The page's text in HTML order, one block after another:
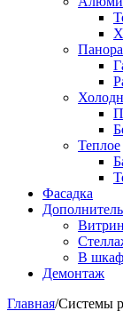
Теплое
Фасадка
В шкаф
Демонтаж
Главная/Системы